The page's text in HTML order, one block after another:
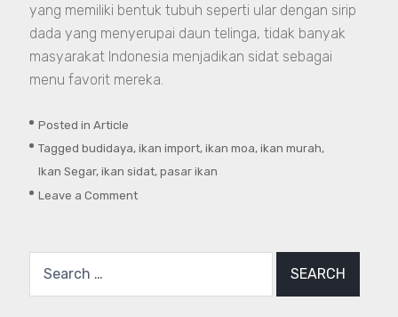
yang memiliki bentuk tubuh seperti ular dengan sirip
dada yang menyerupai daun telinga, tidak banyak
masyarakat Indonesia menjadikan sidat sebagai
menu favorit mereka.
Posted in Article
Tagged budidaya, ikan import, ikan moa, ikan murah,
Ikan Segar, ikan sidat, pasar ikan
Leave a Comment